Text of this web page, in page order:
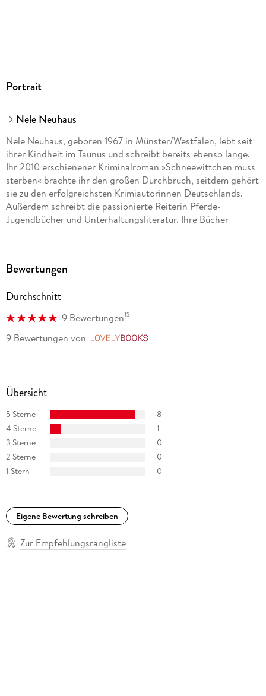
Portrait
Nele Neuhaus
Nele Neuhaus, geboren 1967 in Münster/Westfalen, lebt seit
ihrer Kindheit im Taunus und schreibt bereits ebenso lange.
Ihr 2010 erschienener Kriminalroman »Schneewittchen muss
sterben« brachte ihr den großen Durchbruch, seitdem gehört
sie zu den erfolgreichsten Krimiautorinnen Deutschlands.
Außerdem schreibt die passionierte Reiterin Pferde-
Jugendbücher und Unterhaltungsliteratur. Ihre Bücher
erscheinen in über 30 Ländern. Vom Polizeipräsidenten
Bewertungen
Durchschnitt
9 Bewertungen15
9 Bewertungen von
Übersicht
5 Sterne
8
4 Sterne
1
3 Sterne
0
2 Sterne
0
1 Stern
0
Eigene Bewertung schreiben
Zur Empfehlungsrangliste